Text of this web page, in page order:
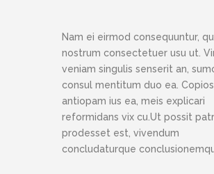
Nam ei eirmod consequuntur,
nostrum consectetuer usu ut.
veniam singulis senserit an,
consul mentitum duo ea.
antiopam ius ea, meis explicari
reformidans vix cu.Ut possit
prodesset est, vivendum
concludaturque